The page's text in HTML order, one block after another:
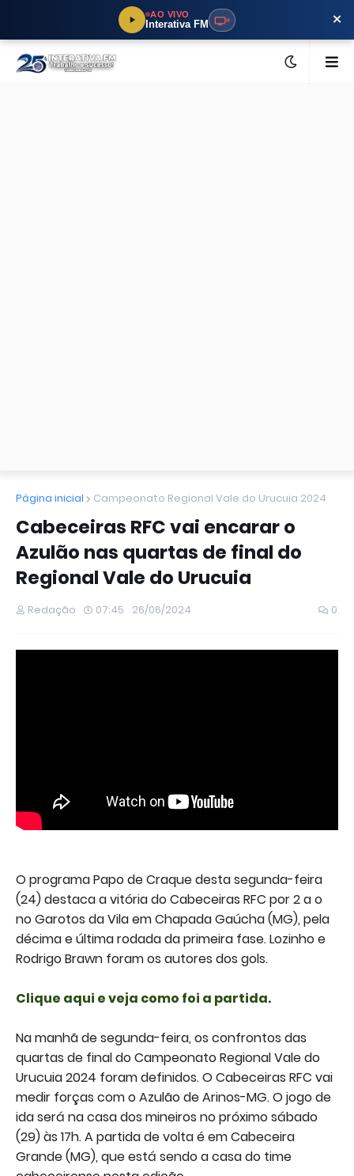
AO VIVO
Interativa FM ×
Página inicial Campeonato Regional Vale do Urucuia 2024
Cabeceiras RFC vai encarar o
Azulão nas quartas de final do
Regional Vale do Urucuia
Redação 07:45 26/06/2024 0
O programa Papo de Craque desta segunda-feira
(24) destaca a vitória do Cabeceiras RFC por 2 a o
no Garotos da Vila em Chapada Gaúcha (MG), pela
décima e última rodada da primeira fase. Lozinho e
Rodrigo Brawn foram os autores dos gols.
Clique aqui e veja como foi a partida.
Na manhã de segunda-feira, os confrontos das
quartas de final do Campeonato Regional Vale do
Urucuia 2024 foram definidos. O Cabeceiras RFC vai
medir forças com o Azulão de Arinos-MG. O jogo de
ida será na casa dos mineiros no próximo sábado
(29) às 17h. A partida de volta é em Cabeceira
Grande (MG), que está sendo a casa do time